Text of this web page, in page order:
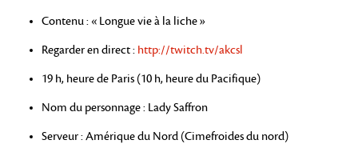
Contenu : « Longue vie à la liche »
Regarder en direct : http://twitch.tv/akcsl
19 h, heure de Paris (10 h, heure du Pacifique)
Nom du personnage : Lady Saffron
Serveur : Amérique du Nord (Cimefroides du nord)